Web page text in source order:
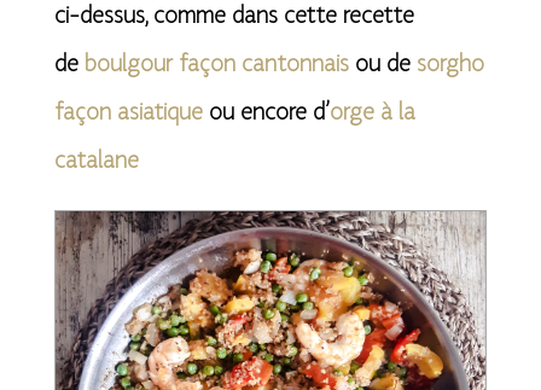
ci-dessus, comme dans cette recette
de boulgour façon cantonnaisou de sorgho
façon asiatiqueou encore d’orge à la
catalane